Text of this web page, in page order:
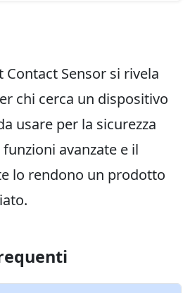
Contact Sensor si rivela
chi cerca un dispositivo
usare per la sicurezza
avanzate e il
lo rendono un prodotto